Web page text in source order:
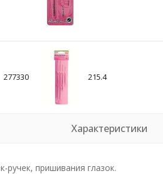
277330 215.4
Характеристики
ручек, пришивания глазок.